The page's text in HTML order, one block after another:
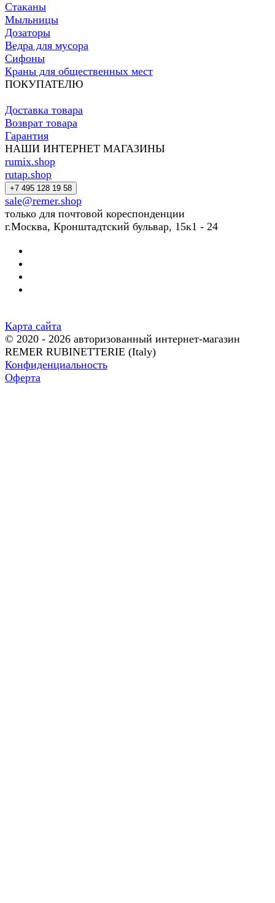
Стаканы
Мыльницы
Дозаторы
Ведра для мусора
Сифоны
Краны для общественных мест
ПОКУПАТЕЛЮ
Доставка товара
Возврат товара
Гарантия
НАШИ ИНТЕРНЕТ МАГАЗИНЫ
rumix.shop
rutap.shop
+7 495 128 19 58
sale@remer.shop
только для почтовой кореспонденции
г.Москва, Кронштадтский бульвар, 15к1 - 24
Карта сайта
© 2020 - 2026 авторизованный интернет-магазин
REMER RUBINETTERIE (Italy)
Конфиденциальность
Оферта